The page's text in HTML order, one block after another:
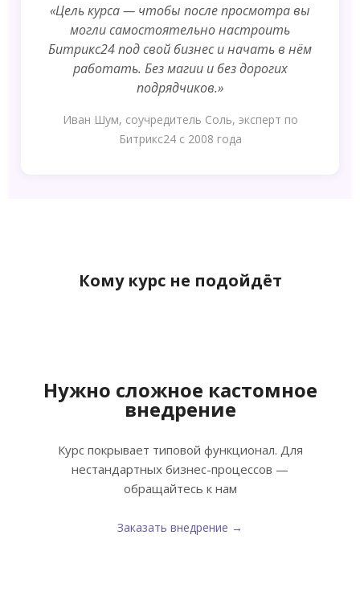
«Цель курса — чтобы после просмотра вы
могли самостоятельно настроить
Битрикс24 под свой бизнес и начать в нём
работать. Без магии и без дорогих
подрядчиков.»
Иван Шум, соучредитель Соль, эксперт по
Битрикс24 с 2008 года
Кому курс не подойдёт
Нужно сложное кастомное
внедрение
Курс покрывает типовой функционал. Для
нестандартных бизнес-процессов —
обращайтесь к нам
Заказать внедрение →